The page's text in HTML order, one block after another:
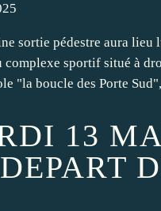
sortie pédestre aura
complexe sportif situé à
"la boucle des Porte
13